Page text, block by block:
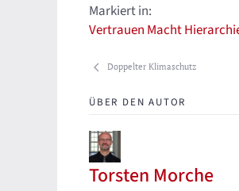
Markiert in:
Vertrauen Macht
Doppelter Klimaschutz
ÜBER DEN AUTOR
Torsten Morche